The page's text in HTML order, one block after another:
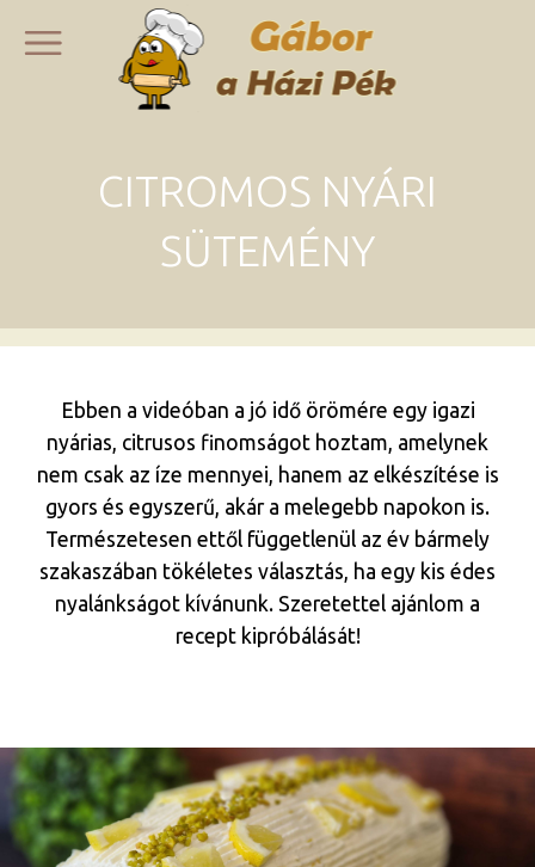
CITROMOS NYÁRI
SÜTEMÉNY
Ebben a videóban a jó idő örömére egy igazi
nyárias, citrusos finomságot hoztam, amelynek
nem csak az íze mennyei, hanem az elkészítése is
gyors és egyszerű, akár a melegebb napokon is.
Természetesen ettől függetlenül az év bármely
szakaszában tökéletes választás, ha egy kis édes
nyalánkságot kívánunk. Szeretettel ajánlom a
recept kipróbálását!